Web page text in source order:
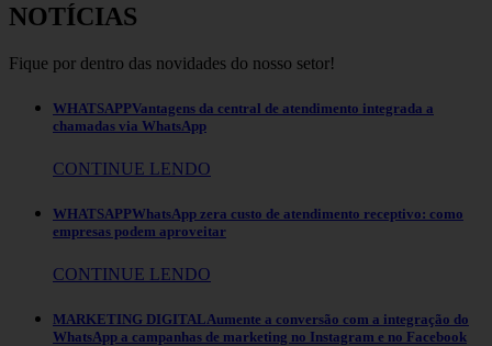
NOTÍCIAS
Fique por dentro das novidades do nosso setor!
WHATSAPPVantagens da central de atendimento integrada a
chamadas via WhatsApp
CONTINUE LENDO
WHATSAPPWhatsApp zera custo de atendimento receptivo: como
empresas podem aproveitar
CONTINUE LENDO
MARKETING DIGITALAumente a conversão com a integração do
WhatsApp a campanhas de marketing no Instagram e no Facebook